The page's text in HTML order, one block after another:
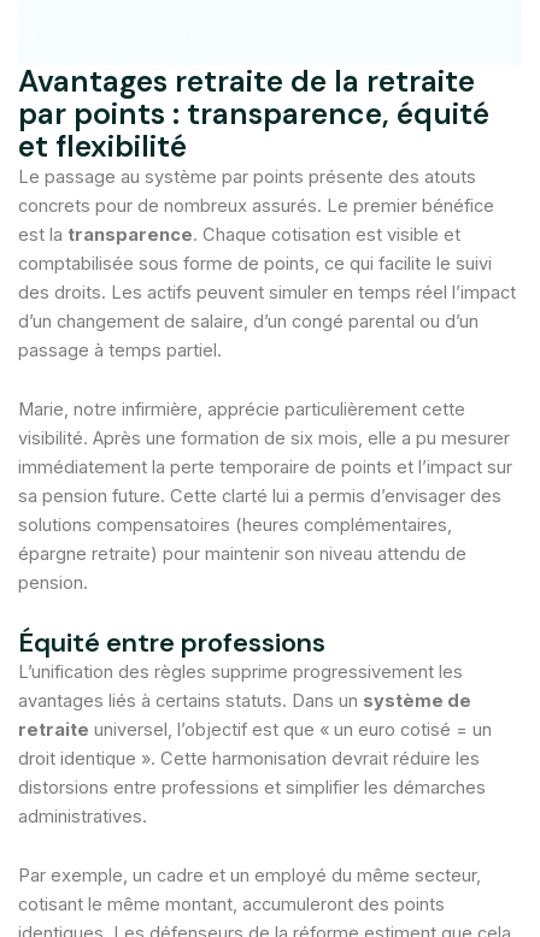
Avantages retraite de la retraite
par points : transparence, équité
et flexibilité
Le passage au système par points présente des atouts
concrets pour de nombreux assurés. Le premier bénéfice
est la transparence. Chaque cotisation est visible et
comptabilisée sous forme de points, ce qui facilite le suivi
des droits. Les actifs peuvent simuler en temps réel l’impact
d’un changement de salaire, d’un congé parental ou d’un
passage à temps partiel.
Marie, notre infirmière, apprécie particulièrement cette
visibilité. Après une formation de six mois, elle a pu mesurer
immédiatement la perte temporaire de points et l’impact sur
sa pension future. Cette clarté lui a permis d’envisager des
solutions compensatoires (heures complémentaires,
épargne retraite) pour maintenir son niveau attendu de
pension.
Équité entre professions
L’unification des règles supprime progressivement les
avantages liés à certains statuts. Dans un système de
retraite universel, l’objectif est que « un euro cotisé = un
droit identique ». Cette harmonisation devrait réduire les
distorsions entre professions et simplifier les démarches
administratives.
Par exemple, un cadre et un employé du même secteur,
cotisant le même montant, accumuleront des points